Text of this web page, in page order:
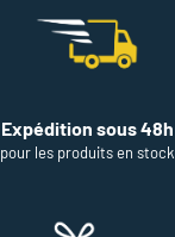
Expédition sous 48h
pour les produits en stock